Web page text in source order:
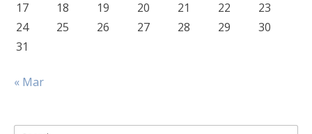
17
18 19 20 21 22
23
24
25 26 27 28 29
30
31
« Mar